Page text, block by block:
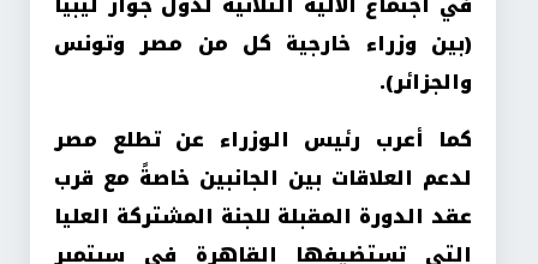
(بين وزراء خارجية كل من مصر وتونس
والجزائر).
كما أعرب رئيس الوزراء عن تطلع مصر
لدعم العلاقات بين الجانبين خاصةً مع قرب
عقد الدورة المقبلة للجنة المشتركة العليا
التي تستضيفها القاهرة في سبتمبر